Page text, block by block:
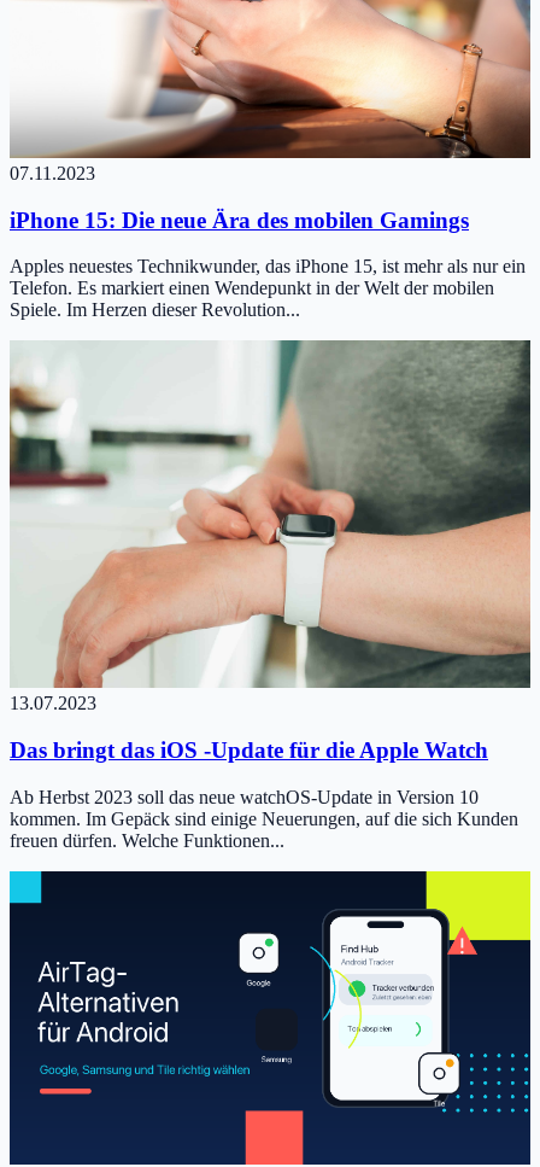
07.11.2023
iPhone 15: Die neue Ära des mobilen Gamings
Apples neuestes Technikwunder, das iPhone 15, ist mehr als nur ein
Telefon. Es markiert einen Wendepunkt in der Welt der mobilen
Spiele. Im Herzen dieser Revolution...
13.07.2023
Das bringt das iOS -Update für die Apple Watch
Ab Herbst 2023 soll das neue watchOS-Update in Version 10
kommen. Im Gepäck sind einige Neuerungen, auf die sich Kunden
freuen dürfen. Welche Funktionen...